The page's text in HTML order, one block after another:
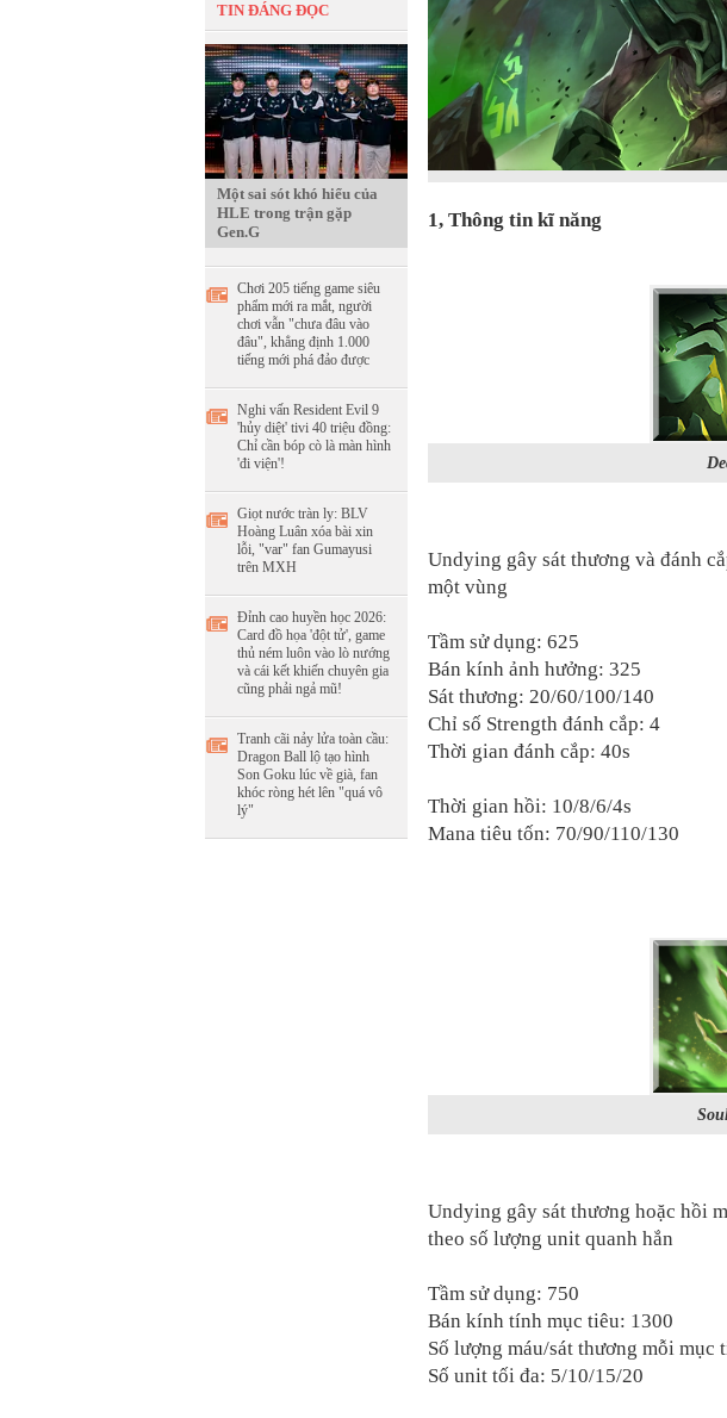
TIN ĐÁNG ĐỌC
Một sai sót khó hiểu của
HLE trong trận gặp
Gen.G
Chơi 205 tiếng game siêu
phẩm mới ra mắt, người
chơi vẫn "chưa đâu vào
đâu", khẳng định 1.000
tiếng mới phá đảo được
Nghi vấn Resident Evil 9
'hủy diệt' tivi 40 triệu đồng:
Chỉ cần bóp cò là màn hình
'đi viện'!
Giọt nước tràn ly: BLV
Hoàng Luân xóa bài xin
lỗi, "var" fan Gumayusi
trên MXH
Đỉnh cao huyền học 2026:
Card đồ họa 'đột tử', game
thủ ném luôn vào lò nướng
và cái kết khiến chuyên gia
cũng phải ngả mũ!
Tranh cãi nảy lửa toàn cầu:
Dragon Ball lộ tạo hình
Son Goku lúc về già, fan
khóc ròng hét lên "quá vô
lý"
1, Thông tin kĩ năng
Undying gây sát thương và đánh
một vùng
Tầm sử dụng: 625
Bán kính ảnh hưởng: 325
Sát thương: 20/60/100/140
Chỉ số Strength đánh cắp: 4
Thời gian đánh cắp: 40s
Thời gian hồi: 10/8/6/4s
Mana tiêu tốn: 70/90/110/130
Undying gây sát thương hoặc hồi
theo số lượng unit quanh hắn
Tầm sử dụng: 750
Bán kính tính mục tiêu: 1300
Số lượng máu/sát thương mỗi mục
Số unit tối đa: 5/10/15/20